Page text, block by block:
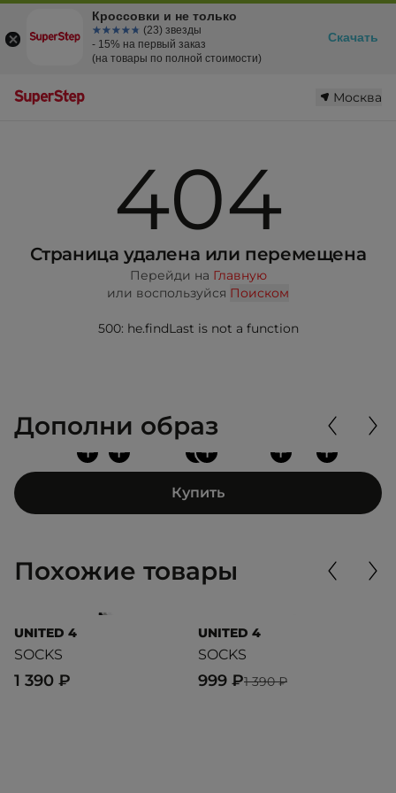
Москва
404
Страница удалена или перемещена
Перейди на Главную
или воспользуйся Поиском
500: he.findLast is not a function
Дополни образ
+
+
+ + +
+
Купить
Похожие товары
UNITED 4
SOCKS
1 390 ₽
UNITED 4
SOCKS
1 390 ₽
999 ₽
Кроссовки и не только
☆☆☆☆☆
★★★★★ (23) звезды
- 15% на первый заказ
(на товары по полной стоимости)
Скачать